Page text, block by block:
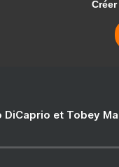
DiCaprio et Tobey